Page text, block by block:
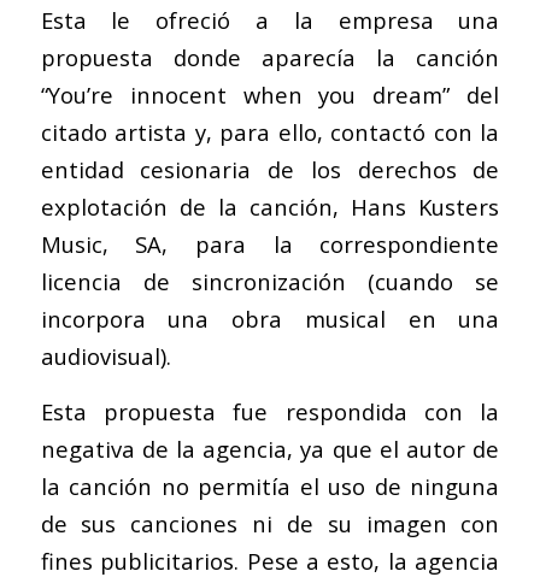
Esta le ofreció a la empresa una
propuesta donde aparecía la canción
“You’re innocent when you dream” del
citado artista y, para ello, contactó con la
entidad cesionaria de los derechos de
explotación de la canción, Hans Kusters
Music, SA, para la correspondiente
licencia de sincronización (cuando se
incorpora una obra musical en una
audiovisual).
Esta propuesta fue respondida con la
negativa de la agencia, ya que el autor de
la canción no permitía el uso de ninguna
de sus canciones ni de su imagen con
fines publicitarios. Pese a esto, la agencia